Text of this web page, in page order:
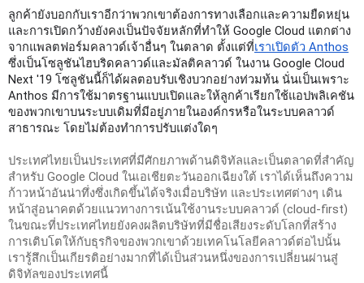
ลูกค้ายังบอกกับเราอีกว่าพวกเขาต้องการทางเลือกและความยืดหยุ่น
และการเปิดกว้างยังคงเป็นปัจจัยหลักที่ทำให้ Google Cloud แตกต่าง
จากแพลตฟอร์มคลาวด์เจ้าอื่นๆ ในตลาด ตั้งแต่ที่เราเปิดตัว Anthos
ซึ่งเป็นโซลูชันไฮบริดคลาวด์และมัลติคลาวด์ ในงาน Google Cloud
Next '19 โซลูชันนี้ก็ได้ผลตอบรับเชิงบวกอย่างท่วมท้น นั่นเป็นเพราะ
Anthos มีการใช้มาตรฐานแบบเปิดและให้ลูกค้าเรียกใช้แอปพลิเคชัน
ของพวกเขาบนระบบเดิมที่มีอยู่ภายในองค์กรหรือในระบบคลาวด์
สาธารณะ โดยไม่ต้องทำการปรับแต่งใดๆ
ประเทศไทยเป็นประเทศที่มีศักยภาพด้านดิจิทัลและเป็นตลาดที่สำคัญ
สำหรับ Google Cloud ในเอเชียตะวันออกเฉียงใต้ เราได้เห็นถึงความ
ก้าวหน้าอันน่าทึ่งซึ่งเกิดขึ้นได้จริงเมื่อบริษัท และประเทศต่างๆ เดิน
หน้าสู่อนาคตด้วยแนวทางการเน้นใช้งานระบบคลาวด์ (cloud-first)
ในขณะที่ประเทศไทยยังคงผลิตบริษัทที่มีชื่อเสียงระดับโลกที่สร้าง
การเติบโตให้กับธุรกิจของพวกเขาด้วยเทคโนโลยีคลาวด์ต่อไปนั้น
เรารู้สึกเป็นเกียรติอย่างมากที่ได้เป็นส่วนหนึ่งของการเปลี่ยนผ่านสู่
ดิจิทัลของประเทศนี้